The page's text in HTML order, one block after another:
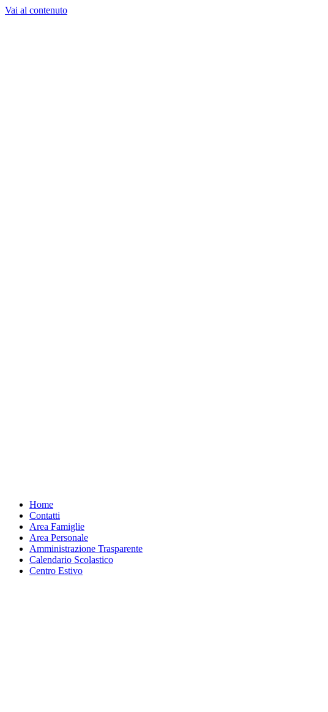
Vai al contenuto
Home
Contatti
Area Famiglie
Area Personale
Amministrazione Trasparente
Calendario Scolastico
Centro Estivo